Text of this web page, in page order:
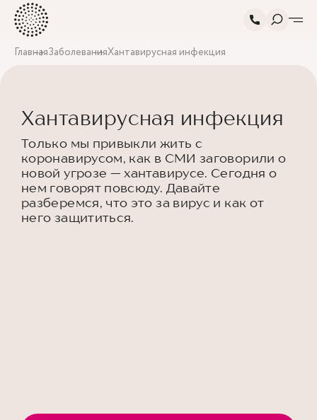
ГлавнаяЗаболеванияХантавирусная инфекция
Хантавирусная инфекция
Только мы привыкли жить с
коронавирусом, как в СМИ заговорили о
новой угрозе — хантавирусе. Сегодня о
нем говорят повсюду. Давайте
разберемся, что это за вирус и как от
него защититься.